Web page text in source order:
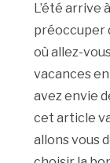
L’été arrive
préoccuper
où allez-
vacances
avez envie
cet article
allons vous